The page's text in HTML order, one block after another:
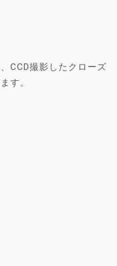
CCD撮影したクローズ
す。